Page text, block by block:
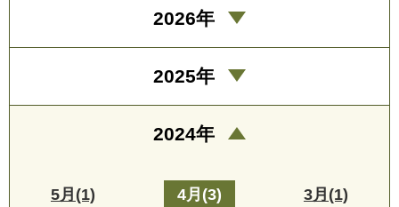
2026年
2025年
2024年
5月(1) 4月(3) 3月(1)